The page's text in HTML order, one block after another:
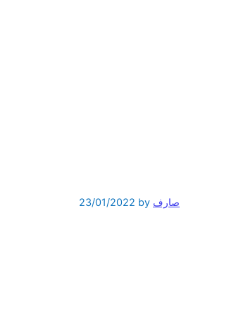
23/01/2022 by صارف